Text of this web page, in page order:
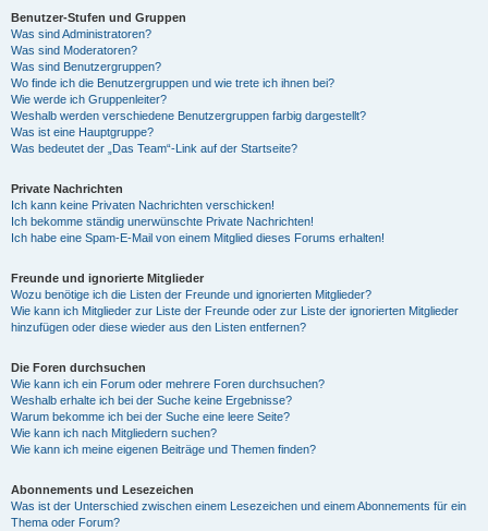
Benutzer-Stufen und Gruppen
Was sind Administratoren?
Was sind Moderatoren?
Was sind Benutzergruppen?
Wo finde ich die Benutzergruppen und wie trete ich ihnen bei?
Wie werde ich Gruppenleiter?
Weshalb werden verschiedene Benutzergruppen farbig dargestellt?
Was ist eine Hauptgruppe?
Was bedeutet der „Das Team“-Link auf der Startseite?
Private Nachrichten
Ich kann keine Privaten Nachrichten verschicken!
Ich bekomme ständig unerwünschte Private Nachrichten!
Ich habe eine Spam-E-Mail von einem Mitglied dieses Forums erhalten!
Freunde und ignorierte Mitglieder
Wozu benötige ich die Listen der Freunde und ignorierten Mitglieder?
Wie kann ich Mitglieder zur Liste der Freunde oder zur Liste der ignorierten Mitglieder
hinzufügen oder diese wieder aus den Listen entfernen?
Die Foren durchsuchen
Wie kann ich ein Forum oder mehrere Foren durchsuchen?
Weshalb erhalte ich bei der Suche keine Ergebnisse?
Warum bekomme ich bei der Suche eine leere Seite?
Wie kann ich nach Mitgliedern suchen?
Wie kann ich meine eigenen Beiträge und Themen finden?
Abonnements und Lesezeichen
Was ist der Unterschied zwischen einem Lesezeichen und einem Abonnements für ein
Thema oder Forum?